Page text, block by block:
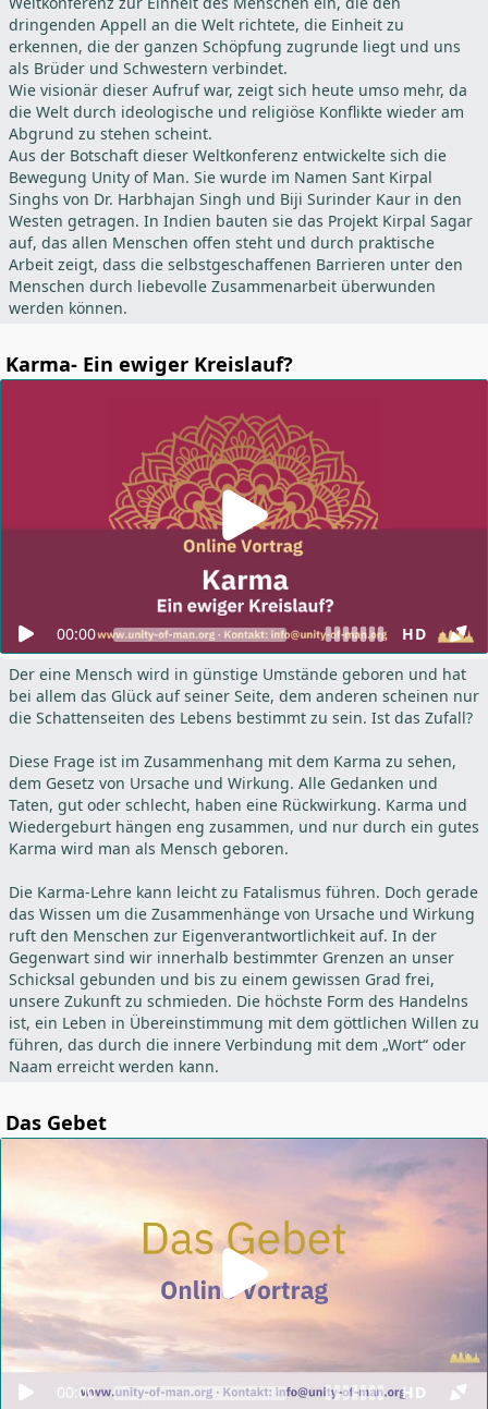
dringenden Appell an die Welt richtete, die Einheit zu
erkennen, die der ganzen Schöpfung zugrunde liegt und uns
als Brüder und Schwestern verbindet.
Wie visionär dieser Aufruf war, zeigt sich heute umso mehr, da
die Welt durch ideologische und religiöse Konflikte wieder am
Abgrund zu stehen scheint.
Aus der Botschaft dieser Weltkonferenz entwickelte sich die
Bewegung Unity of Man. Sie wurde im Namen Sant Kirpal
Singhs von Dr. Harbhajan Singh und Biji Surinder Kaur in den
Westen getragen. In Indien bauten sie das Projekt Kirpal Sagar
auf, das allen Menschen offen steht und durch praktische
Arbeit zeigt, dass die selbstgeschaffenen Barrieren unter den
Menschen durch liebevolle Zusammenarbeit überwunden
werden können.
Karma- Ein ewiger Kreislauf?
00:00
HD
Der eine Mensch wird in günstige Umstände geboren und hat
bei allem das Glück auf seiner Seite, dem anderen scheinen nur
die Schattenseiten des Lebens bestimmt zu sein. Ist das Zufall?
Diese Frage ist im Zusammenhang mit dem Karma zu sehen,
dem Gesetz von Ursache und Wirkung. Alle Gedanken und
Taten, gut oder schlecht, haben eine Rückwirkung. Karma und
Wiedergeburt hängen eng zusammen, und nur durch ein gutes
Karma wird man als Mensch geboren.
Die Karma-Lehre kann leicht zu Fatalismus führen. Doch gerade
das Wissen um die Zusammenhänge von Ursache und Wirkung
ruft den Menschen zur Eigenverantwortlichkeit auf. In der
Gegenwart sind wir innerhalb bestimmter Grenzen an unser
Schicksal gebunden und bis zu einem gewissen Grad frei,
unsere Zukunft zu schmieden. Die höchste Form des Handelns
ist, ein Leben in Übereinstimmung mit dem göttlichen Willen zu
führen, das durch die innere Verbindung mit dem „Wort“ oder
Naam erreicht werden kann.
Das Gebet
00:00
HD